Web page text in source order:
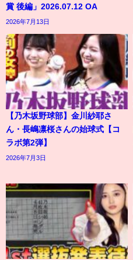
賞 後編」2026.07.12 OA
2026年7月13日
【乃木坂野球部】金川紗耶さ
ん・長嶋凛桜さんの始球式【コ
ラボ第2弾】
2026年7月3日